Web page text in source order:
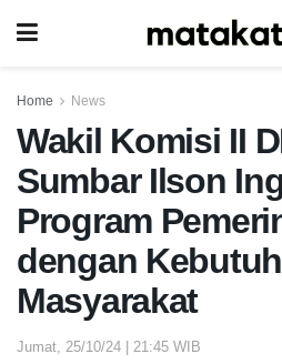
Home News
Wakil Komisi II
Sumbar Ilson
Program
dengan
Masyarakat
Jumat, 25/10/24 | 21:45 WIB